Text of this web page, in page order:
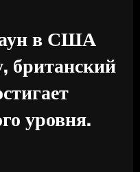
в США
британский
уровня.